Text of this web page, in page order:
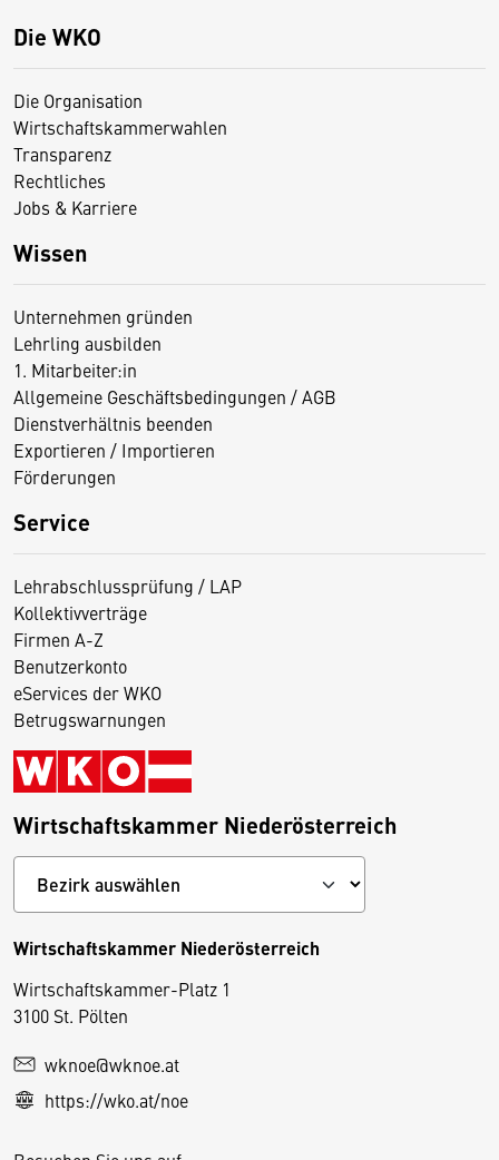
Die WKO
Die Organisation
Wirtschaftskammerwahlen
Transparenz
Rechtliches
Jobs & Karriere
Wissen
Unternehmen gründen
Lehrling ausbilden
1. Mitarbeiter:in
Allgemeine Geschäftsbedingungen / AGB
Dienstverhältnis beenden
Exportieren / Importieren
Förderungen
Service
Lehrabschlussprüfung / LAP
Kollektivverträge
Firmen A-Z
Benutzerkonto
eServices der WKO
Betrugswarnungen
Wirtschaftskammer Niederösterreich
Wirtschaftskammer Niederösterreich
Wirtschaftskammer-Platz 1
3100 St. Pölten
wknoe@wknoe.at
https://wko.at/noe
D
e
s